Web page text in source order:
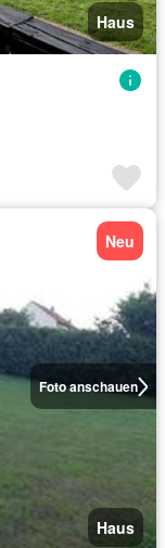
Haus
Foto anschauen
Neu
Haus